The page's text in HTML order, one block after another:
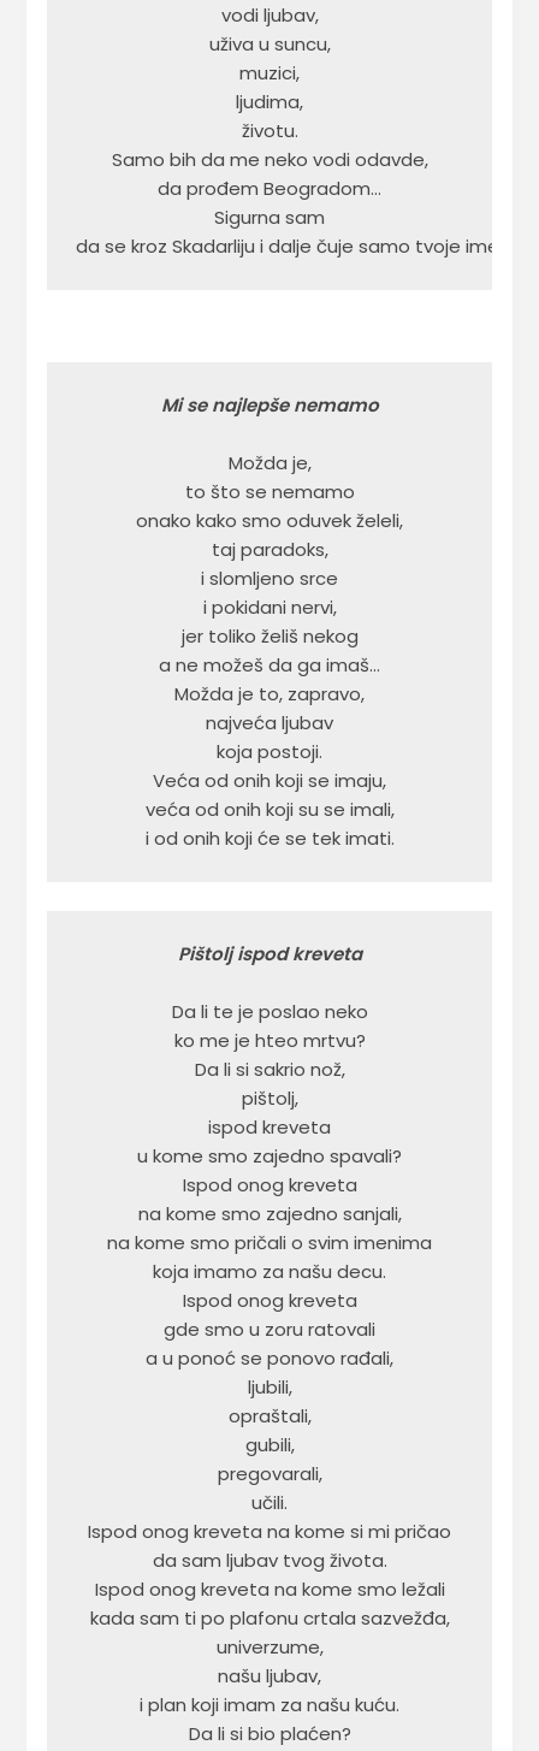
vodi ljubav,
uživa u suncu,
muzici,
ljudima,
životu.
Samo bih da me neko vodi odavde,
da prođem Beogradom…
Sigurna sam
da se kroz Skadarliju i dalje čuje samo tvoje ime.
Mi se najlepše nemamo
Možda je,
to što se nemamo
onako kako smo oduvek želeli,
taj paradoks,
i slomljeno srce
i pokidani nervi,
jer toliko želiš nekog
a ne možeš da ga imaš…
Možda je to, zapravo,
najveća ljubav
koja postoji.
Veća od onih koji se imaju,
veća od onih koji su se imali,
i od onih koji će se tek imati.
Pištolj ispod kreveta
Da li te je poslao neko
ko me je hteo mrtvu?
Da li si sakrio nož,
pištolj,
ispod kreveta
u kome smo zajedno spavali?
Ispod onog kreveta
na kome smo zajedno sanjali,
na kome smo pričali o svim imenima
koja imamo za našu decu.
Ispod onog kreveta
gde smo u zoru ratovali
a u ponoć se ponovo rađali,
ljubili,
opraštali,
gubili,
pregovarali,
učili.
Ispod onog kreveta na kome si mi pričao
da sam ljubav tvog života.
Ispod onog kreveta na kome smo ležali
kada sam ti po plafonu crtala sazvežđa,
univerzume,
našu ljubav,
i plan koji imam za našu kuću.
Da li si bio plaćen?